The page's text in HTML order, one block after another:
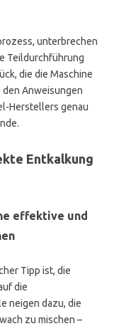
unterbrechen
Teildurchführung
die die Maschine
Anweisungen
Herstellers genau
Entkalkung
effektive und
Tipp ist, die
die
neigen dazu, die
zu mischen –